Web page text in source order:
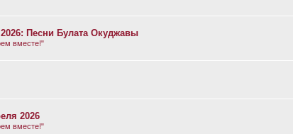
Песни Булата Окуджавы
вместе!"
2026
вместе!"